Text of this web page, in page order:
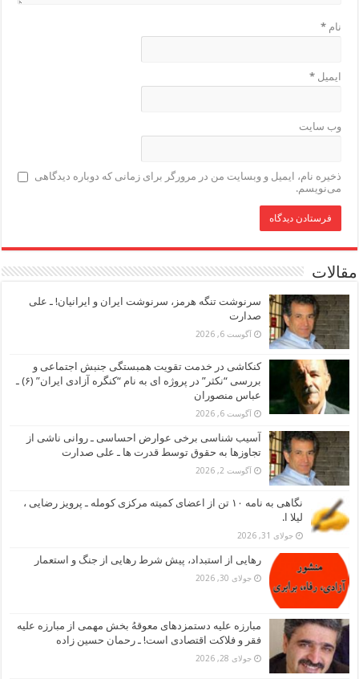
نام*
ایمیل*
وب‌ سایت
ذخیره نام، ایمیل و وبسایت من در مرورگر برای زمانی که دوباره دیدگاهی
می‌نویسم.
مقالات
سرنوشت تنگه هرمز، سرنوشت ایران و ایرانیان! ـ علی
صدارت
آگوست 6, 2026
کنکاشی در خدمت تقویت همبستگی جنبش اجتماعی و
بررسی “نکثر” در پروژه ای به نام “کنگره آزادی ایران” (۶) ـ
عباس منصوران
آگوست 6, 2026
آسیب شناسی برخی عوارض احساسی ـ روانی ناشی از
تجاوزها به حقوق توسط قدرت ها ـ علی صدارت
آگوست 2, 2026
نگاهی به نامه ۱۰ تن از اعضای کمیته مرکزی کومله ـ پرویز رضایی ،
لیلا ا.
جولای 31, 2026
رهایی از استبداد، پیش شرط رهایی از جنگ و استعمار
جولای 30, 2026
مبارزه علیه دستمزدهای معوقهُ بخش مهمی از مبارزه علیه
فقر و فلاکت اقتصادی است! ـ رحمان حسین زاده
جولای 28, 2026